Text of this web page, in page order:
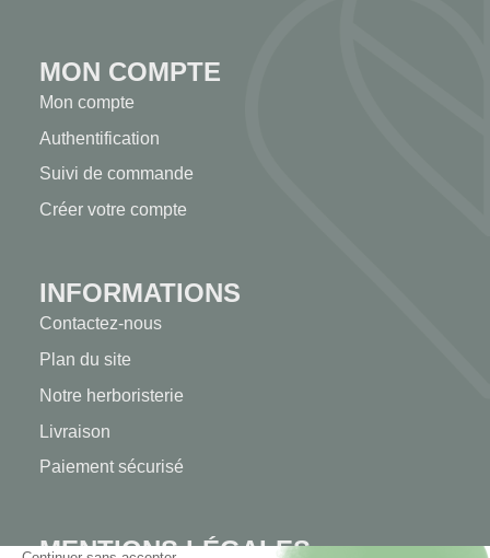
MON COMPTE
Mon compte
Authentification
Suivi de commande
Créer votre compte
INFORMATIONS
Contactez-nous
Plan du site
Notre herboristerie
Livraison
Paiement sécurisé
MENTIONS LÉGALES